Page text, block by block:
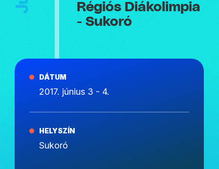
Régiós Diákolimpia
- Sukoró
DÁTUM
2017. június 3 - 4.
HELYSZÍN
Sukoró